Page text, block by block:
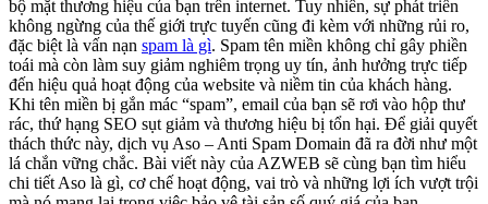
bộ mặt thương hiệu của bạn trên internet. Tuy nhiên, sự phát triển
không ngừng của thế giới trực tuyến cũng đi kèm với những rủi ro,
đặc biệt là vấn nạn spam là gì. Spam tên miền không chỉ gây phiền
toái mà còn làm suy giảm nghiêm trọng uy tín, ảnh hưởng trực tiếp
đến hiệu quả hoạt động của website và niềm tin của khách hàng.
Khi tên miền bị gắn mác “spam”, email của bạn sẽ rơi vào hộp thư
rác, thứ hạng SEO sụt giảm và thương hiệu bị tổn hại. Để giải quyết
thách thức này, dịch vụ Aso – Anti Spam Domain đã ra đời như một
lá chắn vững chắc. Bài viết này của AZWEB sẽ cùng bạn tìm hiểu
chi tiết Aso là gì, cơ chế hoạt động, vai trò và những lợi ích vượt trội